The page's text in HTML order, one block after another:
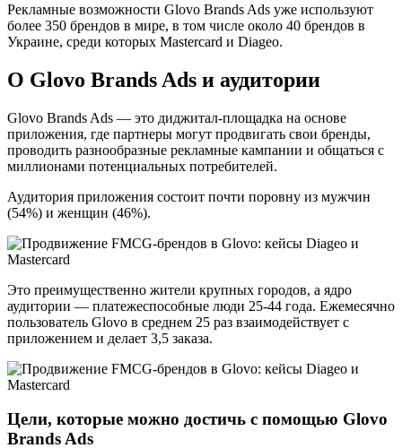
Рекламные возможности Glovo Brands Ads уже используют
более 350 брендов в мире, в том числе около 40 брендов в
Украине, среди которых Mastercard и Diageo.
О Glovo Brands Ads и аудитории
Glovo Brands Ads — это диджитал-площадка на основе
приложения, где партнеры могут продвигать свои бренды,
проводить разнообразные рекламные кампании и общаться с
миллионами потенциальных потребителей.
Аудитория приложения состоит почти поровну из мужчин
(54%) и женщин (46%).
Это преимущественно жители крупных городов, а ядро
аудитории — платежеспособные люди 25-44 года. Ежемесячно
пользователь Glovo в среднем 25 раз взаимодействует с
приложением и делает 3,5 заказа.
Цели, которые можно достичь с помощью Glovo
Brands Ads